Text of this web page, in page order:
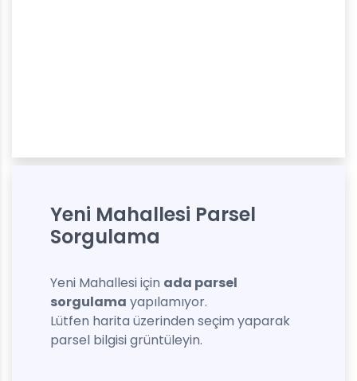
Yeni Mahallesi Parsel
Sorgulama
Yeni Mahallesi için ada parsel
sorgulama yapılamıyor.
Lütfen harita üzerinden seçim yaparak
parsel bilgisi grüntüleyin.